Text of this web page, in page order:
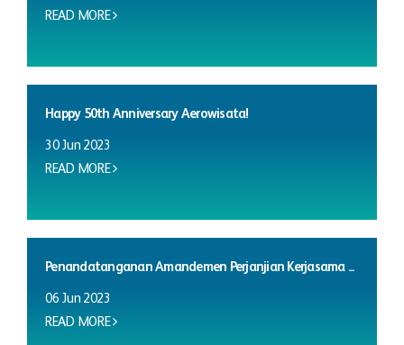
READ MORE
Happy 50th Anniversary Aerowisata!
30 Jun 2023
READ MORE
Penandatanganan Amandemen Perjanjian Kerjasama ...
06 Jun 2023
READ MORE